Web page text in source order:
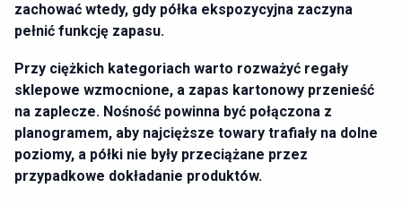
zachować wtedy, gdy półka ekspozycyjna zaczyna
pełnić funkcję zapasu.
Przy ciężkich kategoriach warto rozważyć regały
sklepowe wzmocnione, a zapas kartonowy przenieść
na zaplecze. Nośność powinna być połączona z
planogramem, aby najcięższe towary trafiały na dolne
poziomy, a półki nie były przeciążane przez
przypadkowe dokładanie produktów.